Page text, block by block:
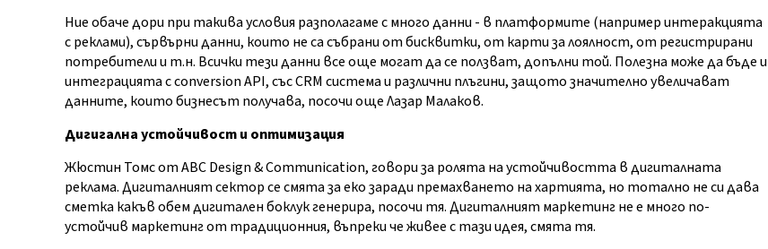
Ние обаче дори при такива условия разполагаме с много данни - в платформите (например интеракцията
с реклами), сървърни данни, които не са събрани от бисквитки, от карти за лоялност, от регистрирани
потребители и т.н. Всички тези данни все още могат да се ползват, допълни той. Полезна може да бъде и
интеграцията с conversion API, със CRM система и различни плъгини, защото значително увеличават
данните, които бизнесът получава, посочи още Лазар Малаков.
Дигигална устойчивост и оптимизация
Жюстин Томс от ABC Design & Communication, говори за ролята на устойчивостта в дигиталната
реклама. Дигиталният сектор се смята за еко заради премахването на хартията, но тотално не си дава
сметка какъв обем дигитален боклук генерира, посочи тя. Дигиталният маркетинг не е много по-
устойчив маркетинг от традиционния, въпреки че живее с тази идея, смята тя.